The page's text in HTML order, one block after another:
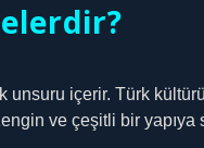
unsuru içerir. Türk
ve çeşitli bir yapıya